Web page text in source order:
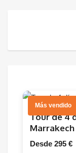
Más vendido
Tour de 4
Marrakech
Desde 295 €